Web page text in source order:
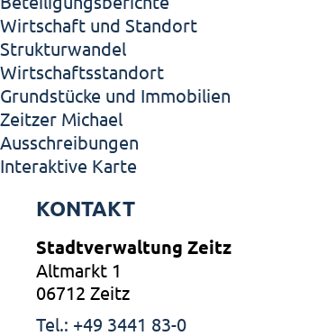
Wirtschaft und Standort
Strukturwandel
Wirtschaftsstandort
Grundstücke und Immobilien
Zeitzer Michael
Ausschreibungen
Interaktive Karte
KONTAKT
Stadtverwaltung Zeitz
Altmarkt 1
06712 Zeitz
Tel.: +49 3441 83-0